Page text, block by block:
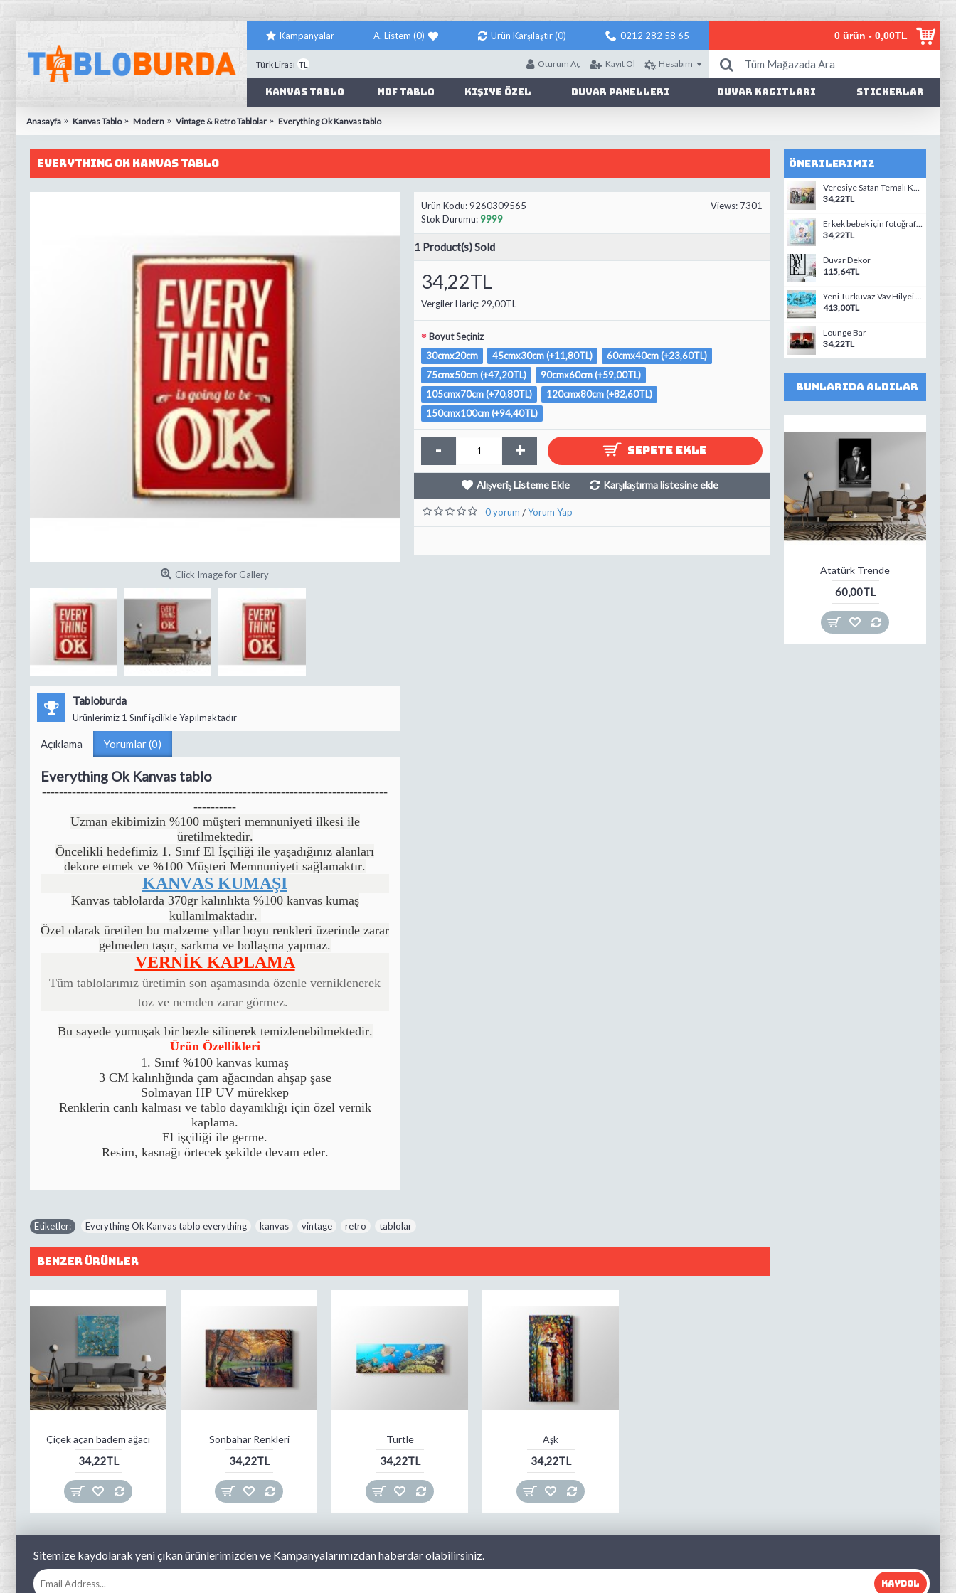
Kampanyalar A. Listem (0) Ürün Karşılaştır (0) 0212 282 58 65 0 ürün - 0,00TL
Türk Lirası TL Oturum Aç Kayıt Ol Hesabım
Kanvas Tablo Mdf Tablo Kişiye Özel Duvar Panelleri Duvar Kagıtları Stickerlar
Anasayfa Kanvas Tablo Modern Vintage & Retro Tablolar Everything Ok Kanvas tablo
Önerilerimiz
Veresiye Satan Temalı Kanvas Tablo
34,22TL
Erkek bebek için fotoğrafından kanvas tablo
34,22TL
Duvar Dekor
115,64TL
Yeni Turkuvaz Vav Hilyei Serif Temali Kanvas Tablo
413,00TL
Lounge Bar
34,22TL
Bunlarıda Aldılar
Atatürk Trende
60,00TL
Everything Ok Kanvas tablo
Click Image for Gallery
Tabloburda
Ürünlerimiz 1 Sınıf işcilikle Yapılmaktadır
Açıklama Yorumlar (0)
Everything Ok Kanvas tablo
---------------------------------------------------------------------------------
----------
Uzman ekibimizin %100 müşteri memnuniyeti ilkesi ile
üretilmektedir.
Öncelikli hedefimiz 1. Sınıf El İşçiliği ile yaşadığınız alanları
dekore etmek ve %100 Müşteri Memnuniyeti sağlamaktır.
KANVAS KUMAŞI
Kanvas tablolarda 370gr kalınlıkta %100 kanvas kumaş
kullanılmaktadır.
Özel olarak üretilen bu malzeme yıllar boyu renkleri üzerinde zarar
gelmeden taşır, sarkma ve bollaşma yapmaz.
VERNİK KAPLAMA
Tüm tablolarımız üretimin son aşamasında özenle verniklenerek
toz ve nemden zarar görmez.
Bu sayede yumuşak bir bezle silinerek temizlenebilmektedir.
Ürün Özellikleri
1. Sınıf %100 kanvas kumaş
3 CM kalınlığında çam ağacından ahşap şase
Solmayan HP UV mürekkep
Renklerin canlı kalması ve tablo dayanıklığı için özel vernik
kaplama.
El işçiliği ile germe.
Resim, kasnağı örtecek şekilde devam eder.
Views: 7301
Ürün Kodu:9260309565
Stok Durumu:9999
1 Product(s) Sold
34,22TL
Vergiler Hariç: 29,00TL
Boyut Seçiniz
30cmx20cm
45cmx30cm (+11,80TL)
60cmx40cm (+23,60TL)
75cmx50cm (+47,20TL)
90cmx60cm (+59,00TL)
105cmx70cm (+70,80TL)
120cmx80cm (+82,60TL)
150cmx100cm (+94,40TL)
- + SEPETE EKLE
Alışveriş Listeme Ekle Karşılaştırma listesine ekle
0 yorum /Yorum Yap
Etiketler: Everything Ok Kanvas tablo everything kanvas vintage retro tablolar
Benzer Ürünler
Çiçek açan badem ağacı
34,22TL
Sonbahar Renkleri
34,22TL
Turtle
34,22TL
Aşk
34,22TL
Sitemize kaydolarak yeni çıkan ürünlerimizden ve Kampanyalarımızdan haberdar olabilirsiniz.
KAYDOL